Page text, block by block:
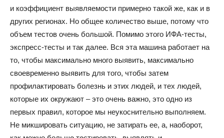
и коэффициент выявляемости примерно такой же, как и в
других регионах. Но общее количество выше, потому что
объем тестов очень большой. Помимо этого ИФА-тесты,
экспресс-тесты и так далее. Вся эта машина работает на
то, чтобы максимально много выявить, максимально
своевременно выявить для того, чтобы затем
профилактировать болезнь и этих людей, и тех людей,
которые их окружают – это очень важно, это одно из
первых правил, которое мы неукоснительно выполняем.
Не микшировать ситуацию, не затирать ее, а, наоборот,